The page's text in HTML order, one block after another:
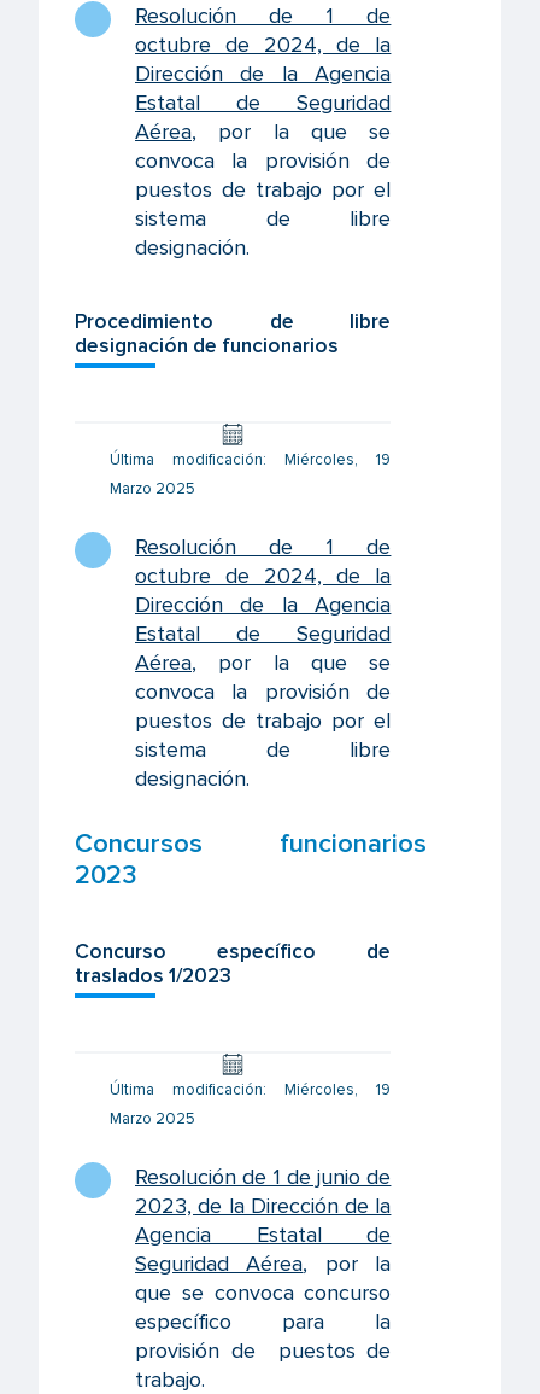
Resolución de 1 de
octubre de 2024, de la
Dirección de la Agencia
Estatal de Seguridad
Aérea, por la que se
convoca la provisión de
puestos de trabajo por el
sistema de libre
designación.
Procedimiento de libre
designación de funcionarios
Última modificación: Miércoles, 19
Marzo 2025
Resolución de 1 de
octubre de 2024, de la
Dirección de la Agencia
Estatal de Seguridad
Aérea, por la que se
convoca la provisión de
puestos de trabajo por el
sistema de libre
designación.
Concursos funcionarios
2023
Concurso específico de
traslados 1/2023
Última modificación: Miércoles, 19
Marzo 2025
Resolución de 1 de junio de
2023, de la Dirección de la
Agencia Estatal de
Seguridad Aérea, por la
que se convoca concurso
específico para la
provisión de puestos de
trabajo.